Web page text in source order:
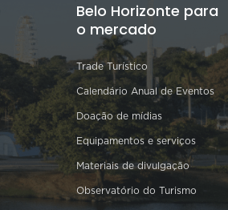
Belo Horizonte para
o mercado
Trade Turístico
Calendário Anual de Eventos
Doação de mídias
Equipamentos e serviços
Materiais de divulgação
Observatório do Turismo